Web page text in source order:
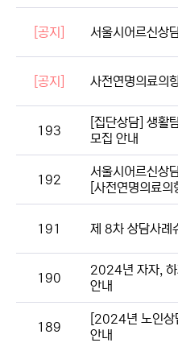
[공지] 서울시어르신상
[공지] 사전연명의료의
193
[집단상담] 생활
모집 안내
192
서울시어르신상
[사전연명의료
191 제 8차 상담사례
190
2024년 자자, 하
안내
189
[2024년 노인상
안내